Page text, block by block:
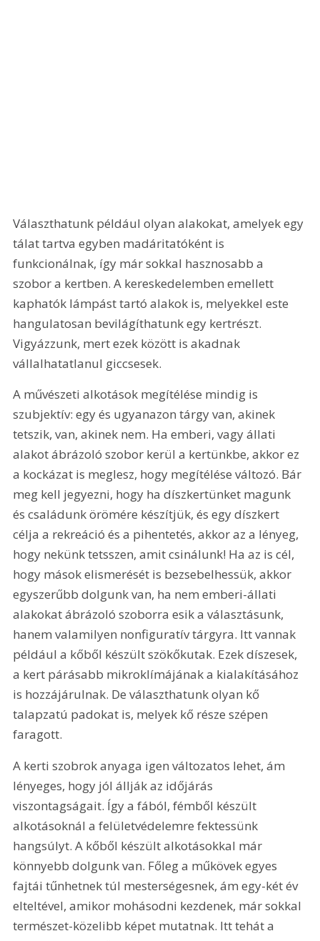
Választhatunk például olyan alakokat, amelyek egy
tálat tartva egyben madáritatóként is
funkcionálnak, így már sokkal hasznosabb a
szobor a kertben. A kereskedelemben emellett
kaphatók lámpást tartó alakok is, melyekkel este
hangulatosan bevilágíthatunk egy kertrészt.
Vigyázzunk, mert ezek között is akadnak
vállalhatatlanul giccsesek.
A művészeti alkotások megítélése mindig is
szubjektív: egy és ugyanazon tárgy van, akinek
tetszik, van, akinek nem. Ha emberi, vagy állati
alakot ábrázoló szobor kerül a kertünkbe, akkor ez
a kockázat is meglesz, hogy megítélése változó. Bár
meg kell jegyezni, hogy ha díszkertünket magunk
és családunk örömére készítjük, és egy díszkert
célja a rekreáció és a pihentetés, akkor az a lényeg,
hogy nekünk tetsszen, amit csinálunk! Ha az is cél,
hogy mások elismerését is bezsebelhessük, akkor
egyszerűbb dolgunk van, ha nem emberi-állati
alakokat ábrázoló szoborra esik a választásunk,
hanem valamilyen nonfiguratív tárgyra. Itt vannak
például a kőből készült szökőkutak. Ezek díszesek,
a kert párásabb mikroklímájának a kialakításához
is hozzájárulnak. De választhatunk olyan kő
talapzatú padokat is, melyek kő része szépen
faragott.
A kerti szobrok anyaga igen változatos lehet, ám
lényeges, hogy jól állják az időjárás
viszontagságait. Így a fából, fémből készült
alkotásoknál a felületvédelemre fektessünk
hangsúlyt. A kőből készült alkotásokkal már
könnyebb dolgunk van. Főleg a műkövek egyes
fajtái tűnhetnek túl mesterségesnek, ám egy-két év
elteltével, amikor mohásodni kezdenek, már sokkal
természet-közelibb képet mutatnak. Itt tehát a